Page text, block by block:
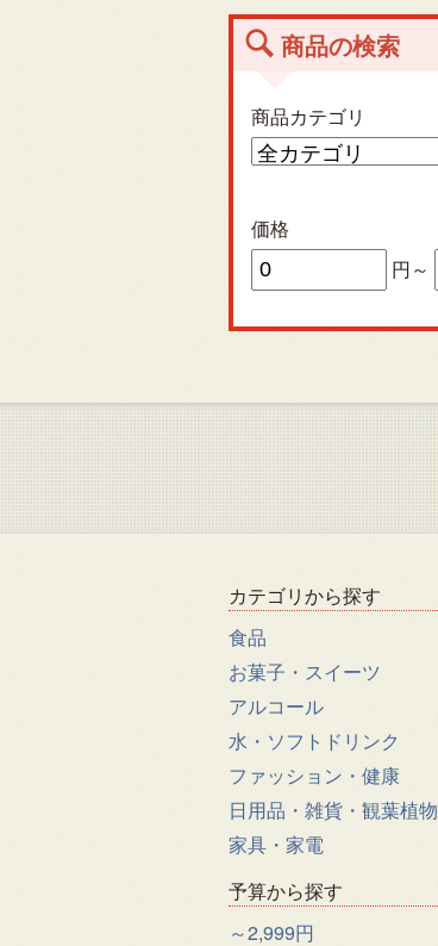
商品の検索
商品カテゴリ
価格
円～
カテゴリから探す
食品
お菓子・スイーツ
アルコール
水・ソフトドリンク
ファッション・健康
日用品・雑貨・観葉植物
家具・家電
予算から探す
～2,999円